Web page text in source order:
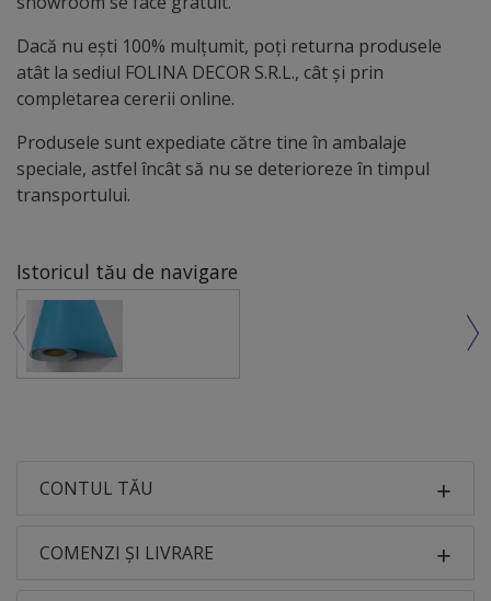
Dacă nu ești 100% mulțumit, poți returna produsele
atât la sediul FOLINA DECOR S.R.L., cât și prin
completarea cererii online.
Produsele sunt expediate către tine în ambalaje
speciale, astfel încât să nu se deterioreze în timpul
transportului.
Istoricul tău de navigare
CONTUL TĂU
COMENZI ȘI LIVRARE